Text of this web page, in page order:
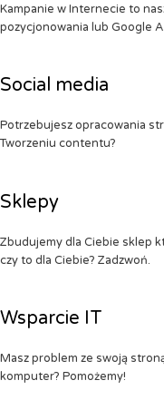
Kampanie w Internecie to
pozycjonowania lub Google
Social media
Potrzebujesz opracowania
Tworzeniu contentu?
Sklepy
Zbudujemy dla Ciebie sklep
czy to dla Ciebie? Zadzwoń.
Wsparcie IT
Masz problem ze swoją
komputer? Pomożemy!